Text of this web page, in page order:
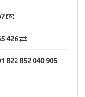
426
822 852 040 905